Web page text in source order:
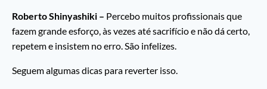
Roberto Shinyashiki – Percebo muitos profissionais que
fazem grande esforço, às vezes até sacrifício e não dá certo,
repetem e insistem no erro. São infelizes.
Seguem algumas dicas para reverter isso.